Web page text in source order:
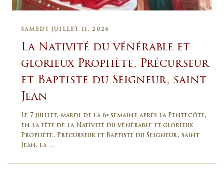
SAMEDI JUILLET 11, 2026
La Nativité du vénérable et
glorieux Prophète, Précurseur
et Baptiste du Seigneur, saint
Jean
Le 7 juillet, mardi de la 6ᵉ semaine après la Pentecôte,
en la fête de la Nativité du vénérable et glorieux
Prophète, Précurseur et Baptiste du Seigneur, saint
Jean, la …